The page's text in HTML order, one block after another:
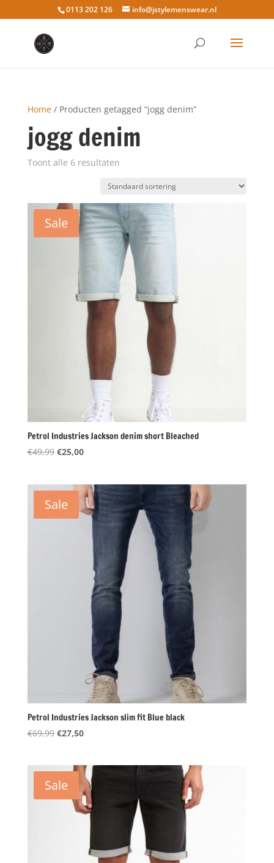
0113 202 126 info@jstylemenswear.nl
Home/ Producten getagged “jogg denim”
jogg denim
Toont alle 6 resultaten
Sale
Petrol Industries Jackson denim short Bleached
€49,99 Oorspronkelijke
€49,99.
€25,00Huidige
€25,00.
Sale
Petrol Industries Jackson slim fit Blue black
€69,99 Oorspronkelijke
€69,99.
€27,50Huidige
€27,50.
Sale